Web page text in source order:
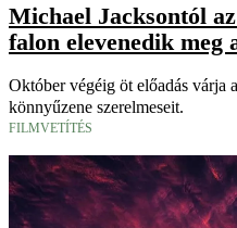
Michael Jacksontól
falon elevenedik meg
Október végéig öt előadás várja
könnyűzene szerelmeseit.
FILMVETÍTÉS